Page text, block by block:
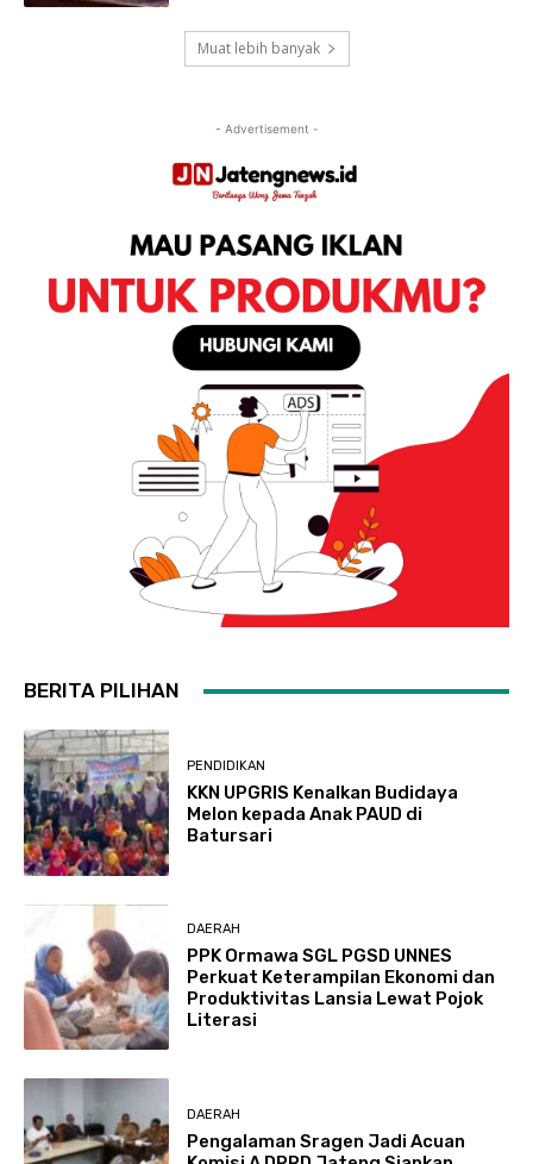
Muat lebih banyak
- Advertisement -
BERITA PILIHAN
PENDIDIKAN
KKN UPGRIS Kenalkan Budidaya
Melon kepada Anak PAUD di
Batursari
DAERAH
PPK Ormawa SGL PGSD UNNES
Perkuat Keterampilan Ekonomi dan
Produktivitas Lansia Lewat Pojok
Literasi
DAERAH
Pengalaman Sragen Jadi Acuan